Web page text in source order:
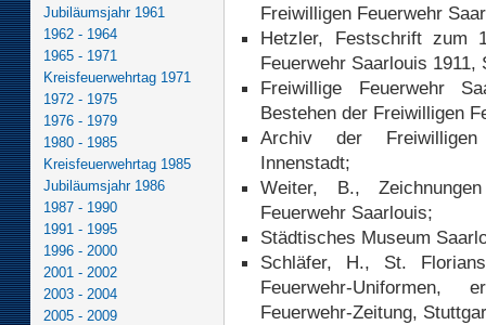
Jubiläumsjahr 1961
1962 - 1964
1965 - 1971
Kreisfeuerwehrtag 1971
1972 - 1975
1976 - 1979
1980 - 1985
Kreisfeuerwehrtag 1985
Jubiläumsjahr 1986
1987 - 1990
1991 - 1995
1996 - 2000
2001 - 2002
2003 - 2004
2005 - 2009
Freiwilligen Feuerwehr
Hetzler, Festschrift zum
Feuerwehr Saarlouis 1911,
Freiwillige Feuerwehr
Bestehen der Freiwilligen
Archiv der Freiwilligen
Innenstadt;
Weiter, B.,
Feuerwehr Saarlouis;
Städtisches Museum
Schläfer, H., St.
Feuerwehr-Uniformen,
Feuerwehr-Zeitung,